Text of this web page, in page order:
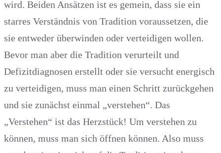
wird. Beiden Ansätzen ist es gemein, dass sie ein
starres Verständnis von Tradition voraussetzen, die
sie entweder überwinden oder verteidigen wollen.
Bevor man aber die Tradition verurteilt und
Defizitdiagnosen erstellt oder sie versucht energisch
zu verteidigen, muss man einen Schritt zurückgehen
und sie zunächst einmal „verstehen“. Das
„Verstehen“ ist das Herzstück! Um verstehen zu
können, muss man sich öffnen können. Also muss